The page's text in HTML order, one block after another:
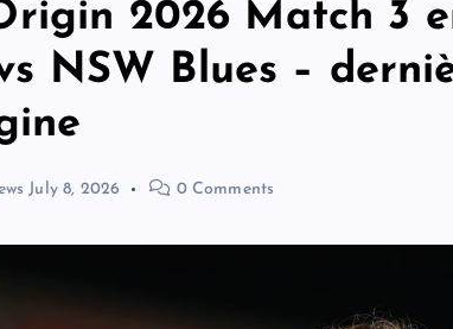
2026 Match 3
NSW Blues –
July 8, 2026 0 Comments